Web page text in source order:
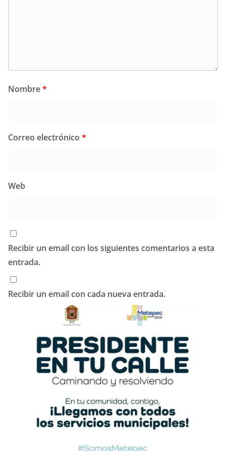
Nombre*
Correo electrónico *
Web
Recibir un email con los siguientes comentarios a esta
entrada.
Recibir un email con cada nueva entrada.